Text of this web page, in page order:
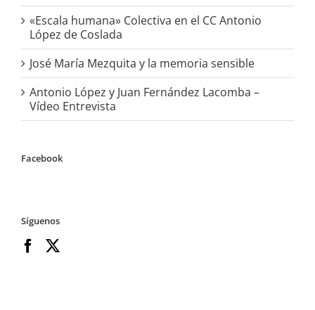
«Escala humana» Colectiva en el CC Antonio
López de Coslada
José María Mezquita y la memoria sensible
Antonio López y Juan Fernández Lacomba –
Vídeo Entrevista
Facebook
Síguenos